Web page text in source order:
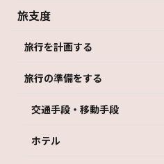
旅支度
旅行を計画する
旅行の準備をする
交通手段・移動手段
ホテル